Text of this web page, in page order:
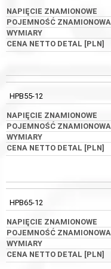
HPB55-12
HPB65-12